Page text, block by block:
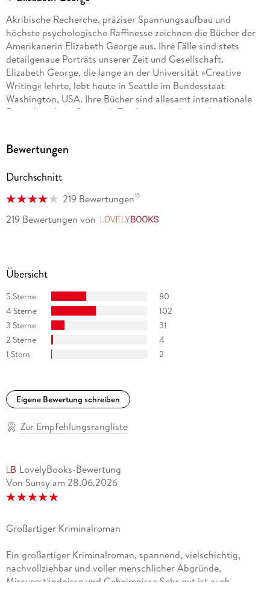
Akribische Recherche, präziser Spannungsaufbau und
höchste psychologische Raffinesse zeichnen die Bücher der
Amerikanerin Elizabeth George aus. Ihre Fälle sind stets
detailgenaue Porträts unserer Zeit und Gesellschaft.
Elizabeth George, die lange an der Universität »Creative
Writing« lehrte, lebt heute in Seattle im Bundesstaat
Washington, USA. Ihre Bücher sind allesamt internationale
Bestseller, die sofort nach Erscheinen nicht nur die
auch im deutschen Fernsehen mit großem Erfolg
Bewertungen
Durchschnitt
219 Bewertungen15
219 Bewertungen von
Übersicht
5 Sterne
80
4 Sterne
102
3 Sterne
31
2 Sterne
4
1 Stern
2
Eigene Bewertung schreiben
Zur Empfehlungsrangliste
LovelyBooks-Bewertung
Von Sunsy am 28.06.2026
Großartiger Kriminalroman
Ein großartiger Kriminalroman, spannend, vielschichtig,
nachvollziehbar und voller menschlicher Abgründe,
Missverständnisse und Geheimnisse.Sehr gut ist auch